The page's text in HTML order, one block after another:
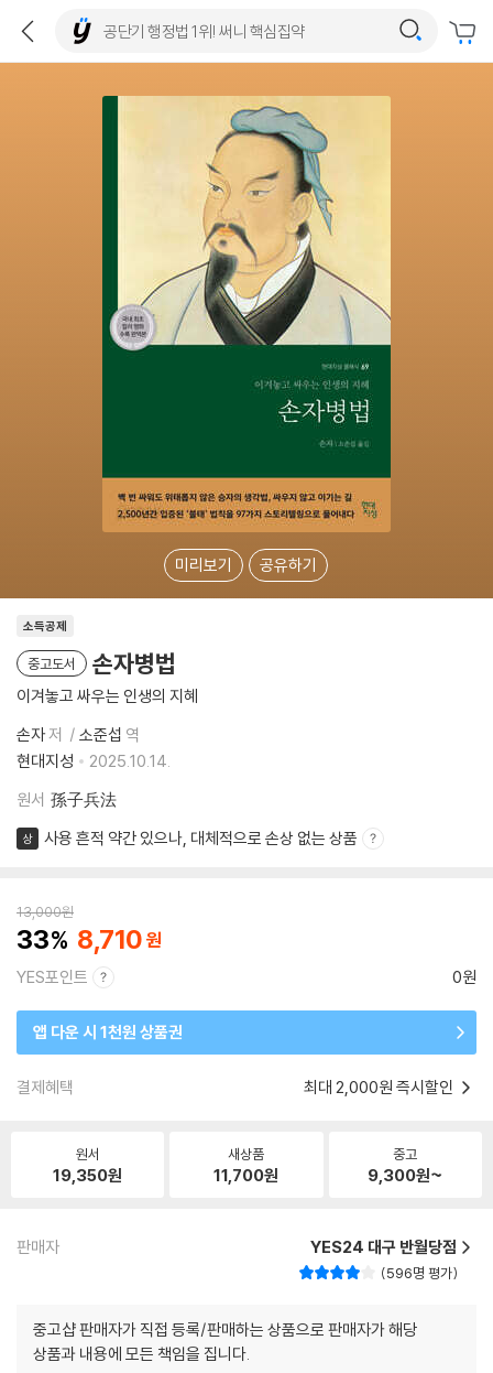
미리보기 공유하기
소득공제
중고도서 손자병법
이겨놓고 싸우는 인생의 지혜
손자저 소준섭 역
현대지성
2025.10.14.
원서 孫子兵法
상 사용 흔적 약간 있으나, 대체적으로 손상 없는 상품
13,000원
33 8,710
YES포인트 0원
앱 다운 시 1천원 상품권
결제혜택 최대 2,000원 즉시할인
원서
19,350원
새상품
11,700원
중고
9,300원~
판매자 YES24 대구 반월당점
596명 평가
중고샵 판매자가 직접 등록/판매하는 상품으로 판매자가 해당
상품과 내용에 모든 책임을 집니다.